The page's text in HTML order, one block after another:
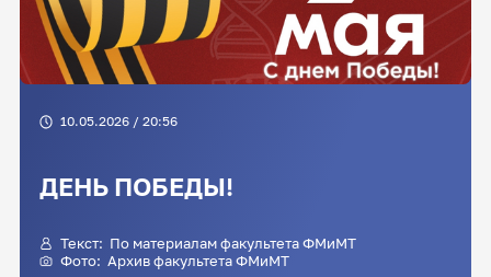
10.05.2026 / 20:56
ДЕНЬ ПОБЕДЫ!
Текст: По материалам факультета ФМиМТ
Фото: Архив факультета ФМиМТ